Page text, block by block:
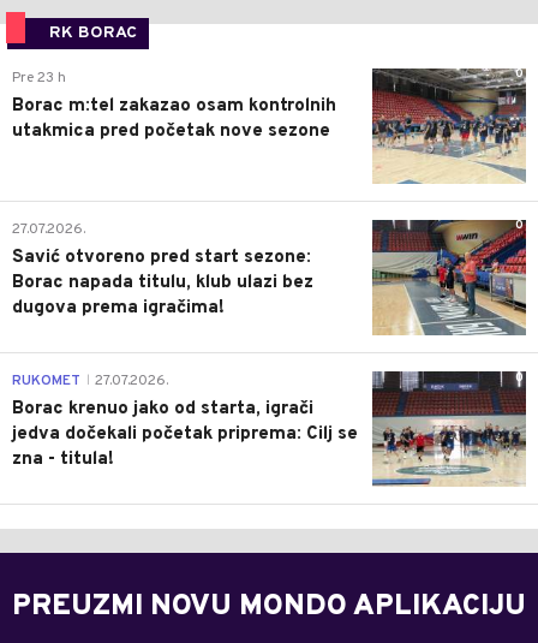
RK BORAC
0
Pre 23 h
Borac m:tel zakazao osam kontrolnih
utakmica pred početak nove sezone
0
27.07.2026.
Savić otvoreno pred start sezone:
Borac napada titulu, klub ulazi bez
dugova prema igračima!
0
RUKOMET 27.07.2026.
Borac krenuo jako od starta, igrači
jedva dočekali početak priprema: Cilj se
zna - titula!
PREUZMI NOVU MONDO APLIKACIJU